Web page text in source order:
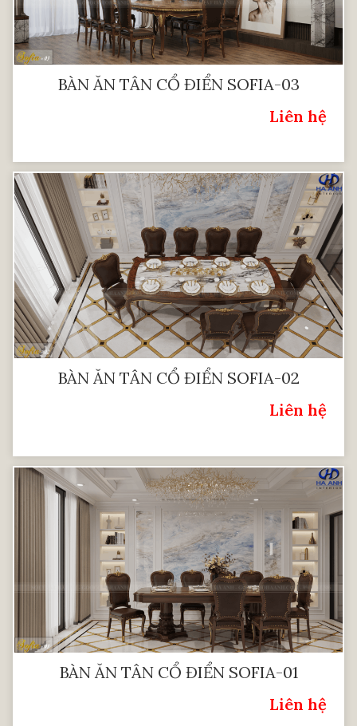
BÀN ĂN TÂN CỔ ĐIỂN SOFIA-03
Liên hệ
BÀN ĂN TÂN CỔ ĐIỂN SOFIA-02
Liên hệ
BÀN ĂN TÂN CỔ ĐIỂN SOFIA-01
Liên hệ